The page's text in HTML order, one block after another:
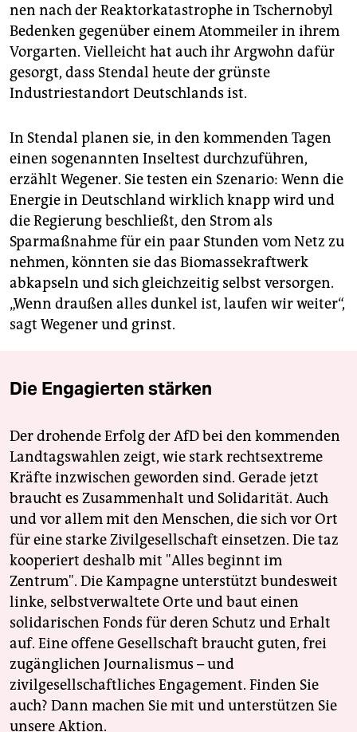
nen nach der Reaktorkatastrophe in Tschernobyl
Bedenken gegenüber einem Atommeiler in ihrem
Vorgarten. Vielleicht hat auch ihr Argwohn dafür
gesorgt, dass Stendal heute der grünste
Industriestandort Deutschlands ist.
In Stendal planen sie, in den kommenden Tagen
einen sogenannten Inseltest durchzuführen,
erzählt Wegener. Sie testen ein Szenario: Wenn die
Energie in Deutschland wirklich knapp wird und
die Regierung beschließt, den Strom als
Sparmaßnahme für ein paar Stunden vom Netz zu
nehmen, könnten sie das Biomassekraftwerk
abkapseln und sich gleichzeitig selbst versorgen.
„Wenn draußen alles dunkel ist, laufen wir weiter“,
sagt Wegener und grinst.
Die Engagierten stärken
Der drohende Erfolg der AfD bei den kommenden
Landtagswahlen zeigt, wie stark rechtsextreme
Kräfte inzwischen geworden sind. Gerade jetzt
braucht es Zusammenhalt und Solidarität. Auch
und vor allem mit den Menschen, die sich vor Ort
für eine starke Zivilgesellschaft einsetzen. Die taz
kooperiert deshalb mit "Alles beginnt im
Zentrum". Die Kampagne unterstützt bundesweit
linke, selbstverwaltete Orte und baut einen
solidarischen Fonds für deren Schutz und Erhalt
auf. Eine offene Gesellschaft braucht guten, frei
zugänglichen Journalismus – und
zivilgesellschaftliches Engagement. Finden Sie
auch? Dann machen Sie mit und unterstützen Sie
unsere Aktion.